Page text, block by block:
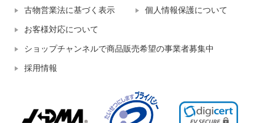
古物営業法に基づく表示 個人情報保護について
お客様対応について
ショップチャンネルで商品販売希望の事業者募集中
採用情報